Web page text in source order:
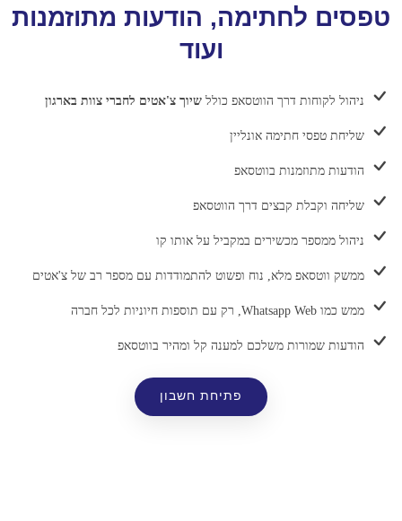
טפסים לחתימה, הודעות מתוזמנות
ועוד
ניהול לקוחות דרך הווטסאפ כולל שיוך צ'אטים לחברי צוות בארגון
שליחת טפסי חתימה אונליין
הודעות מתוזמנות בווטסאפ
שליחה וקבלת קבצים דרך הווטסאפ
ניהול ממספר מכשירים במקביל על אותו קו
ממשק ווטסאפ מלא, נוח ופשוט להתמודדות עם מספר רב של צ'אטים
ממש כמו Whatsapp Web, רק עם תוספות חיוניות לכל חברה
הודעות שמורות משלכם למענה קל ומהיר בווטסאפ
פתיחת חשבון